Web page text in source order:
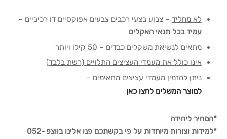
לא מחליד – צבוע בצעי רכבים צבעים אפוקסיים דו רכיביים –
עמיד בכל תנאי האקלים
מתאים לנשיאת משקלים כבדים – 50 קילו ויותר
אינו כולל את מעמדי העציצים התלויים (רשת בלבד)
ניתן להזמין מעמדי עציצים מתאימים –
למוצר המשלים לחצו כאן
*המחיר ליחידה
*למידות וצורות מיוחדות על פי בקשתכם פנו אלינו בווצפ 052-